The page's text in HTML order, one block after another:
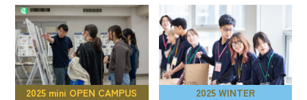
2025 mini OPEN CAMPUS 2025 WINTER